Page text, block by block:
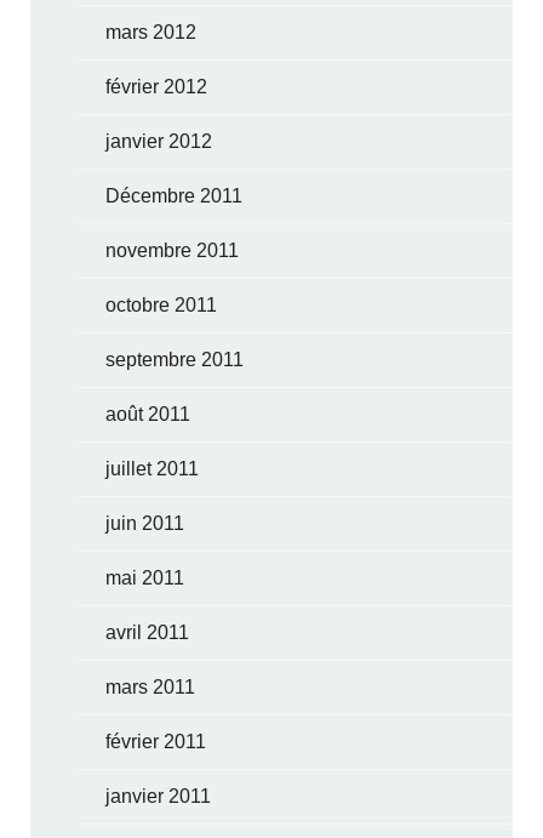
mars 2012
février 2012
janvier 2012
Décembre 2011
novembre 2011
octobre 2011
septembre 2011
août 2011
juillet 2011
juin 2011
mai 2011
avril 2011
mars 2011
février 2011
janvier 2011